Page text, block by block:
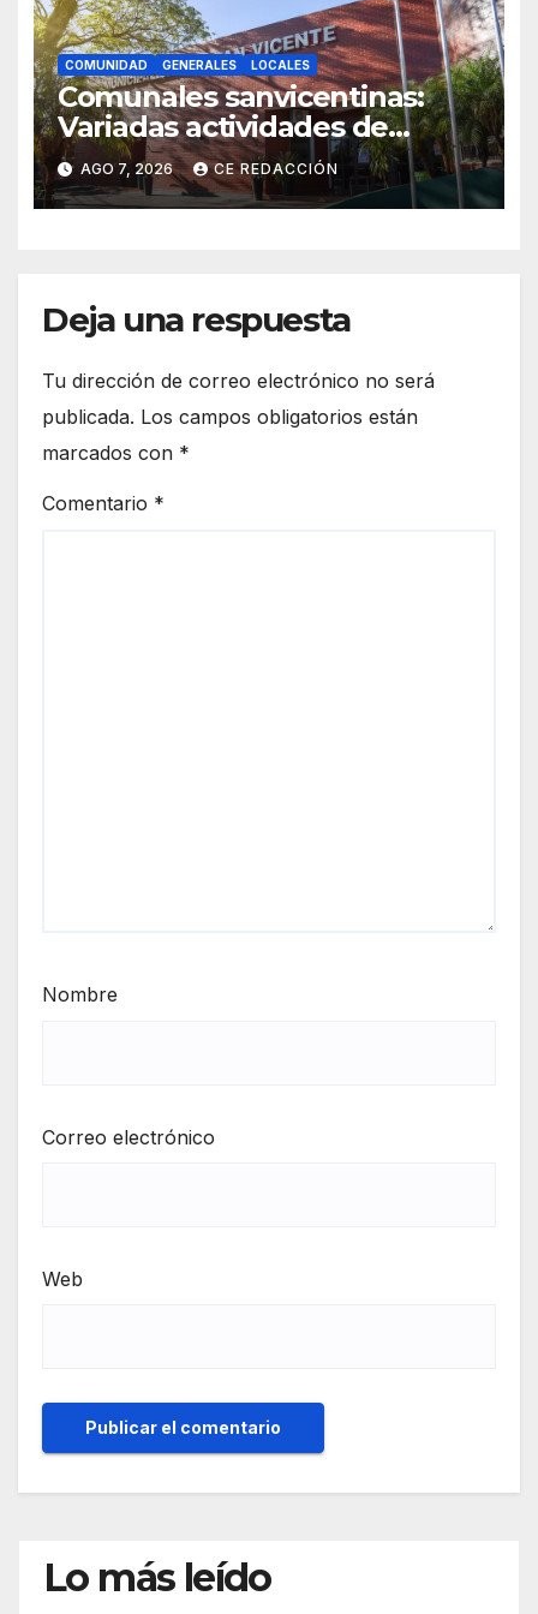
COMUNIDAD GENERALES LOCALES
Comunales sanvicentinas:
Variadas actividades de
interés general para todos los
sectores
AGO 7, 2026 CE REDACCIÓN
Deja una respuesta
Tu dirección de correo electrónico no será
publicada. Los campos obligatorios están
marcados con *
Comentario *
Nombre
Correo electrónico
Web
Lo más leído